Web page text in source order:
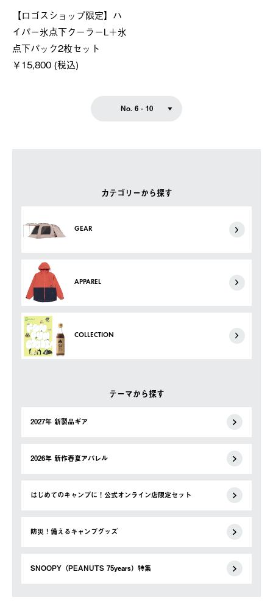
カテゴリーから探す
GEAR
APPAREL
COLLECTION
テーマから探す
2027年 新製品ギア
2026年 新作春夏アパレル
はじめてのキャンプに！公式オンライン店限定セット
防災！備えるキャンプグッズ
SNOOPY（PEANUTS 75years）特集
【ロゴスショップ限定】ハ
イパー氷点下クーラーL＋氷
点下パック2枚セット
￥15,800 (税込)
No. 6 - 10